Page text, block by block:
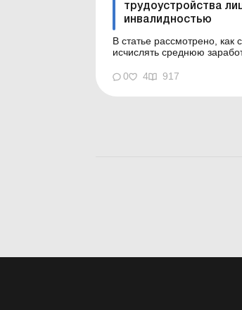
трудоустройства
инвалидностью
В статье рассмотрено, как
исчислять среднюю
трудоустройства лиц с
согласно постановлению
0 4 917